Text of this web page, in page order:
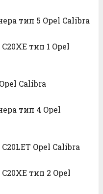
тип 5 Opel Calibra
тип 1 Opel
Calibra
тип 4 Opel
Opel Calibra
тип 2 Opel